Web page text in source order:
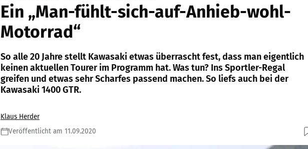
Ein „Man-fühlt-sich-auf-Anhieb-wohl-
Motorrad“
So alle 20 Jahre stellt Kawasaki etwas überrascht fest, dass man eigentlich
keinen aktuellen Tourer im Programm hat. Was tun? Ins Sportler-Regal
greifen und etwas sehr Scharfes passend machen. So liefs auch bei der
Kawasaki 1400 GTR.
Klaus Herder
Veröffentlicht am 11.09.2020